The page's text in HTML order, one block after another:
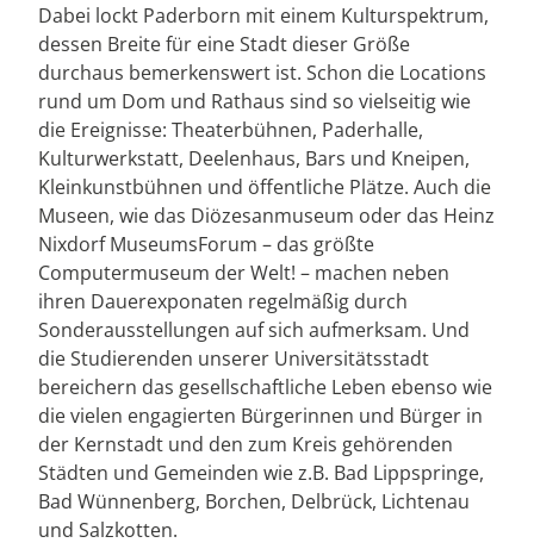
Dabei lockt Paderborn mit einem Kulturspektrum,
dessen Breite für eine Stadt dieser Größe
durchaus bemerkenswert ist. Schon die Locations
rund um Dom und Rathaus sind so vielseitig wie
die Ereignisse: Theaterbühnen, Paderhalle,
Kulturwerkstatt, Deelenhaus, Bars und Kneipen,
Kleinkunstbühnen und öffentliche Plätze. Auch die
Museen, wie das Diözesanmuseum oder das Heinz
Nixdorf MuseumsForum – das größte
Computermuseum der Welt! – machen neben
ihren Dauerexponaten regelmäßig durch
Sonderausstellungen auf sich aufmerksam. Und
die Studierenden unserer Universitätsstadt
bereichern das gesellschaftliche Leben ebenso wie
die vielen engagierten Bürgerinnen und Bürger in
der Kernstadt und den zum Kreis gehörenden
Städten und Gemeinden wie z.B. Bad Lippspringe,
Bad Wünnenberg, Borchen, Delbrück, Lichtenau
und Salzkotten.